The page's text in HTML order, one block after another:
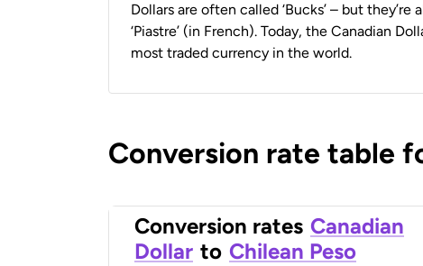
Dollars are often called ‘Bucks’ – but they’re
‘Piastre’ (in French). Today, the Canadian
most traded currency in the world.
Conversion rate table
Conversion rates Canadian
Dollar to Chilean Peso